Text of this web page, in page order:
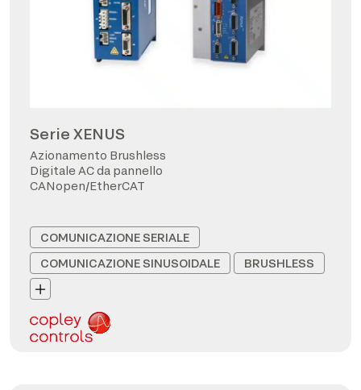
Serie XENUS
Azionamento Brushless
Digitale AC da pannello
CANopen/EtherCAT
COMUNICAZIONE SERIALE
COMUNICAZIONE SINUSOIDALE
BRUSHLESS